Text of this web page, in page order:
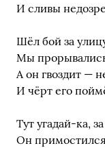
И сливы
Шёл бой за
Мы
А он гвоздит —
И чёрт его
Тут угадай-ка,
Он